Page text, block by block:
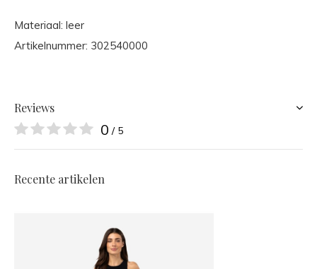
Materiaal: leer
Artikelnummer: 302540000
Reviews
0 / 5
Recente artikelen